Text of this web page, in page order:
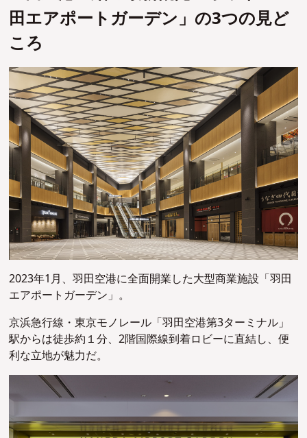
田エアポートガーデン」の3つの見ど
ころ
2023年1月、羽田空港に全面開業した大型商業施設「羽田
エアポートガーデン」。
京浜急行線・東京モノレール「羽田空港第3ターミナル」
駅からは徒歩約１分、2階国際線到着ロビーに直結し、便
利な立地が魅力だ。